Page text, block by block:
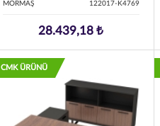
MORMAŞ 122017-K4769
28.439,18 ₺
CMK ÜRÜNÜ